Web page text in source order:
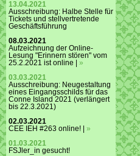
13.04.2021
Ausschreibung: Halbe Stelle für
Tickets und stellvertretende
Geschäftsführung
08.03.2021
Aufzeichnung der Online-
Lesung "Erinnern stören" vom
25.2.2021 ist online | »
03.03.2021
Ausschreibung: Neugestaltung
eines Eingangsschilds für das
Conne Island 2021 (verlängert
bis 22.3.2021)
02.03.2021
CEE IEH #263 online! | »
01.03.2021
FSJler_in gesucht!